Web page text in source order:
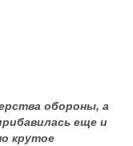
обороны, а
еще и
крутое